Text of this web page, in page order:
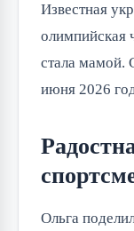
Известная
олимпийская
стала мамой.
июня 2026
Ольга